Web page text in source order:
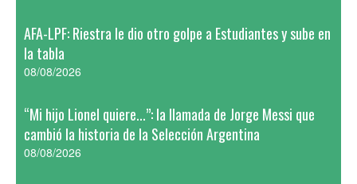
AFA-LPF: Riestra le dio otro golpe a Estudiantes y sube en
la tabla
08/08/2026
“Mi hijo Lionel quiere...”: la llamada de Jorge Messi que
cambió la historia de la Selección Argentina
08/08/2026